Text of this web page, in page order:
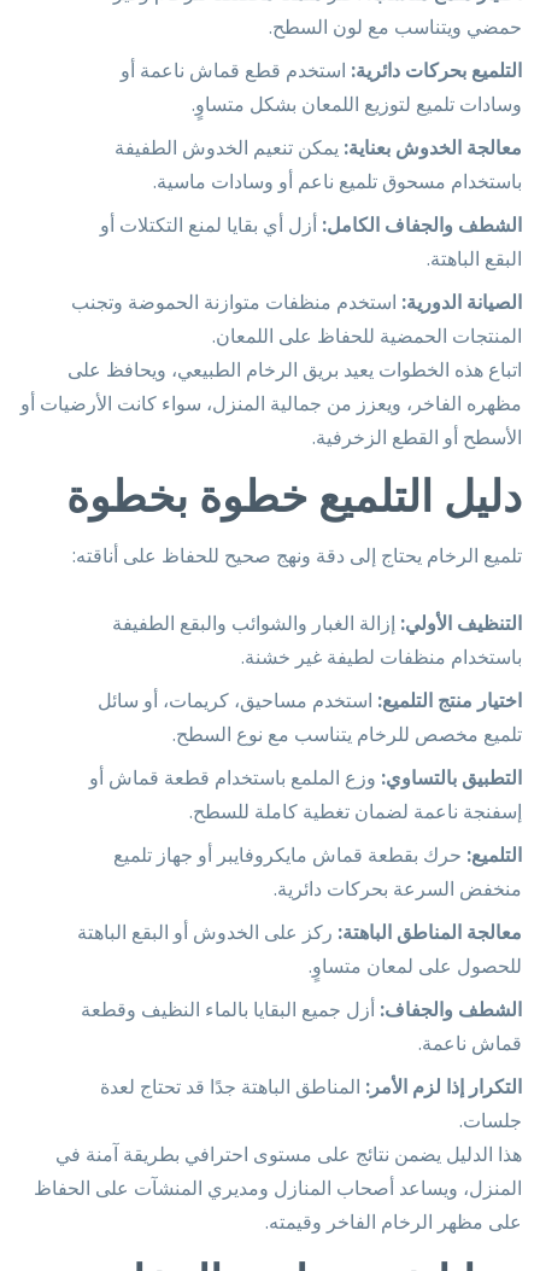
حمضي ويتناسب مع لون السطح.
التلميع بحركات دائرية: استخدم قطع قماش ناعمة أو
وسادات تلميع لتوزيع اللمعان بشكل متساوٍ.
معالجة الخدوش بعناية: يمكن تنعيم الخدوش الطفيفة
باستخدام مسحوق تلميع ناعم أو وسادات ماسية.
الشطف والجفاف الكامل: أزل أي بقايا لمنع التكتلات أو
البقع الباهتة.
الصيانة الدورية: استخدم منظفات متوازنة الحموضة وتجنب
المنتجات الحمضية للحفاظ على اللمعان.
اتباع هذه الخطوات يعيد بريق الرخام الطبيعي، ويحافظ على
مظهره الفاخر، ويعزز من جمالية المنزل، سواء كانت الأرضيات أو
الأسطح أو القطع الزخرفية.
دليل التلميع خطوة بخطوة
تلميع الرخام يحتاج إلى دقة ونهج صحيح للحفاظ على أناقته:
التنظيف الأولي: إزالة الغبار والشوائب والبقع الطفيفة
باستخدام منظفات لطيفة غير خشنة.
اختيار منتج التلميع: استخدم مساحيق، كريمات، أو سائل
تلميع مخصص للرخام يتناسب مع نوع السطح.
التطبيق بالتساوي: وزع الملمع باستخدام قطعة قماش أو
إسفنجة ناعمة لضمان تغطية كاملة للسطح.
التلميع: حرك بقطعة قماش مايكروفايبر أو جهاز تلميع
منخفض السرعة بحركات دائرية.
معالجة المناطق الباهتة: ركز على الخدوش أو البقع الباهتة
للحصول على لمعان متساوٍ.
الشطف والجفاف: أزل جميع البقايا بالماء النظيف وقطعة
قماش ناعمة.
التكرار إذا لزم الأمر: المناطق الباهتة جدًا قد تحتاج لعدة
جلسات.
هذا الدليل يضمن نتائج على مستوى احترافي بطريقة آمنة في
المنزل، ويساعد أصحاب المنازل ومديري المنشآت على الحفاظ
على مظهر الرخام الفاخر وقيمته.